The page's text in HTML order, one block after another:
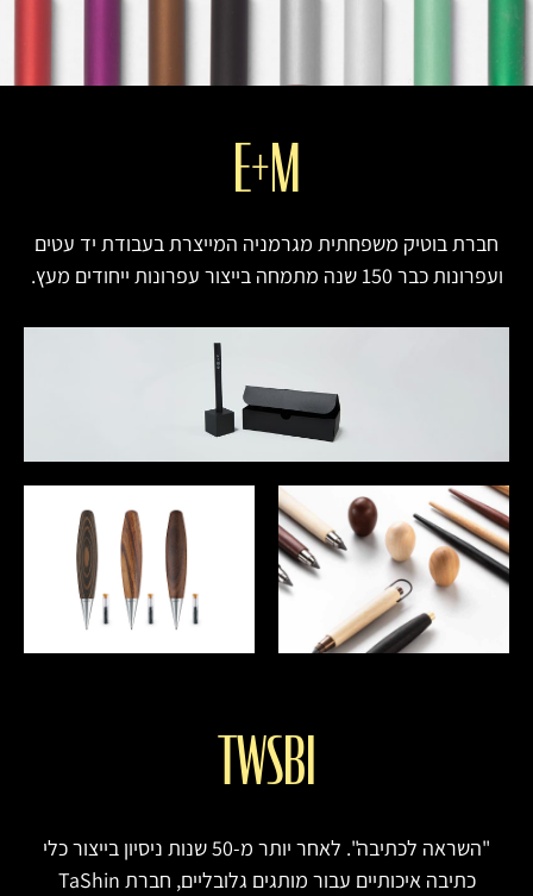
E+M
חברת בוטיק משפחתית מגרמניה המייצרת בעבודת יד עטים
ועפרונות כבר 150 שנה מתמחה בייצור עפרונות ייחודים מעץ.
TWSBI
"השראה לכתיבה". לאחר יותר מ‑50 שנות ניסיון בייצור כלי
כתיבה איכותיים עבור מותגים גלובליים, חברת TaShin